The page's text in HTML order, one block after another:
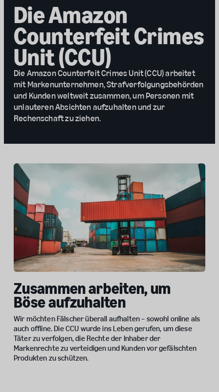
Die Amazon
Counterfeit Crimes
Unit (CCU)
Die Amazon Counterfeit Crimes Unit (CCU) arbeitet
mit Markenunternehmen, Strafverfolgungsbehörden
und Kunden weltweit zusammen, um Personen mit
unlauteren Absichten aufzuhalten und zur
Rechenschaft zu ziehen.
Zusammen arbeiten, um
Böse aufzuhalten
Wir möchten Fälscher überall aufhalten – sowohl online als
auch offline. Die CCU wurde ins Leben gerufen, um diese
Täter zu verfolgen, die Rechte der Inhaber der
Markenrechte zu verteidigen und Kunden vor gefälschten
Produkten zu schützen.